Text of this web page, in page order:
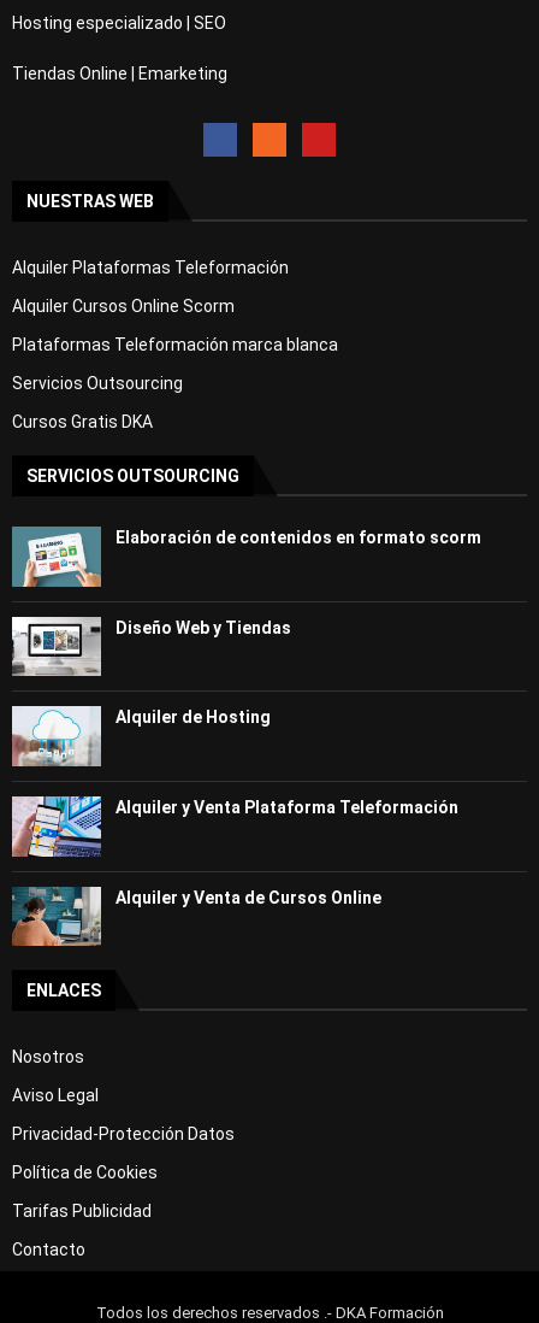
Hosting especializado | SEO
Tiendas Online | Emarketing
NUESTRAS WEB
Alquiler Plataformas Teleformación
Alquiler Cursos Online Scorm
Plataformas Teleformación marca blanca
Servicios Outsourcing
Cursos Gratis DKA
SERVICIOS OUTSOURCING
Elaboración de contenidos en formato scorm
Diseño Web y Tiendas
Alquiler de Hosting
Alquiler y Venta Plataforma Teleformación
Alquiler y Venta de Cursos Online
ENLACES
Nosotros
Aviso Legal
Privacidad-Protección Datos
Política de Cookies
Tarifas Publicidad
Contacto
Todos los derechos reservados .- DKA Formación